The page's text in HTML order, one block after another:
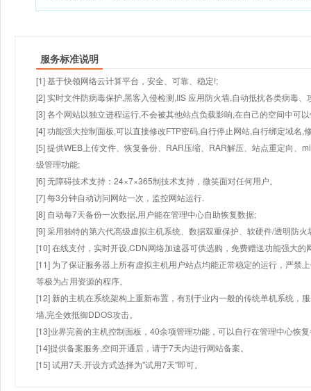
服务标准说明
[1] 基于快领网络云计算平台，安全、可靠、稳定!;
[2] 实时文件防病毒保护,黑客入侵检测,IIS 应用防火墙,自动抵抗各类病毒、
[3] 各个网站以独立进程运行,不会被其他站点负载影响,在自己的空间中可
[4] 功能强大控制面板,可以直接修改FTP密码,自行停止网站,自行绑定域名,
[5] 提供WEB上传文件、恢复备份、RAR压缩、RAR解压、站点重定向、
级管理功能;
[6] 无障碍技术支持：24×7×365制技术支持，微笑面对任何用户。
[7] 每3分钟自动访问网站一次，监控网站运行.
[8] 自动每7天备份一次数据,用户能在管理中心自助恢复数据;
[9] 采用独特的第六代高级虚拟主机系统、数据双重保护、软硬件/透明防火
[10] 在线支付，实时开设,CDN网络加速器可供选购，免费赠送功能强大
[11] 为了保证服务器上所有虚拟主机用户站点均能正常稳定的运行，严禁
等极为占用资源的程序。
[12] 新的主机在系统架构上重新布置，有别于业内一般的传统单机系统，
墙,完全效抵御DDOS攻击。
[13]业界完善的主机控制面板，40余项管理功能，可以自行在管理中心恢
[14]提供备案服务,空间开通后，请于7天内进行网站备案。
[15] 试用7天.开设方式选择为"试用7天"即可。